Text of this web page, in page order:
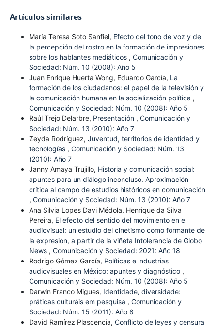
Artículos similares
María Teresa Soto Sanfiel, Efecto del tono de voz y de
la percepción del rostro en la formación de impresiones
sobre los hablantes mediáticos , Comunicación y
Sociedad: Núm. 10 (2008): Año 5
Juan Enrique Huerta Wong, Eduardo García, La
formación de los ciudadanos: el papel de la televisión y
la comunicación humana en la socialización política ,
Comunicación y Sociedad: Núm. 10 (2008): Año 5
Raúl Trejo Delarbre, Presentación , Comunicación y
Sociedad: Núm. 13 (2010): Año 7
Zeyda Rodríguez, Juventud, territorios de identidad y
tecnologías , Comunicación y Sociedad: Núm. 13
(2010): Año 7
Janny Amaya Trujillo, Historia y comunicación social:
apuntes para un diálogo inconcluso. Aproximación
crítica al campo de estudios históricos en comunicación
, Comunicación y Sociedad: Núm. 13 (2010): Año 7
Ana Silvia Lopes Davi Médola, Henrique da Silva
Pereira, El efecto del sentido del movimiento en el
audiovisual: un estudio del cinetismo como formante de
la expresión, a partir de la viñeta Intolerancia de Globo
News , Comunicación y Sociedad: 2021: Año 18
Rodrigo Gómez García, Políticas e industrias
audiovisuales en México: apuntes y diagnóstico ,
Comunicación y Sociedad: Núm. 10 (2008): Año 5
Darwin Franco Migues, Identidade, diversidade:
práticas culturáis em pesquisa , Comunicación y
Sociedad: Núm. 15 (2011): Año 8
David Ramírez Plascencia, Conflicto de leyes y censura